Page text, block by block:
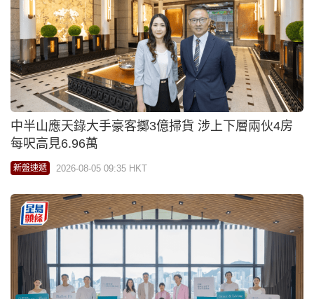
中半山應天錄大手豪客擲3億掃貨 涉上下層兩伙4房
每呎高見6.96萬
新盤速遞 2026-08-05 09:35 HKT